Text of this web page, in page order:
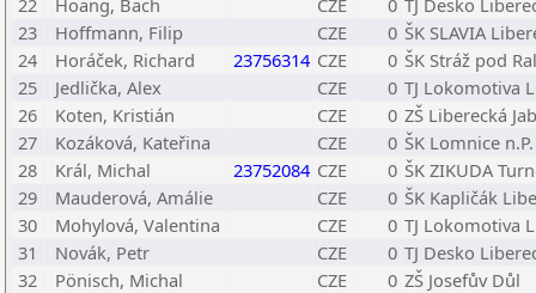
22
Hoang, Bach CZE 0 TJ Desko
23
Hoffmann, Filip CZE 0 ŠK SLAVIA
24
Horáček, Richard 23756314 CZE 0 ŠK Stráž pod
25
Jedlička, Alex CZE 0 TJ Lokomotiva
26
Koten, Kristián CZE 0 ZŠ Liberecká
27
Kozáková, Kateřina CZE 0 ŠK Lomnice n.P.
28
Král, Michal 23752084 CZE 0 ŠK ZIKUDA
29
Mauderová, Amálie CZE 0 ŠK Kapličák
30
Mohylová, Valentina CZE 0 TJ Lokomotiva
31
Novák, Petr CZE 0 TJ Desko
32
Pönisch, Michal CZE 0 ZŠ Josefův Důl